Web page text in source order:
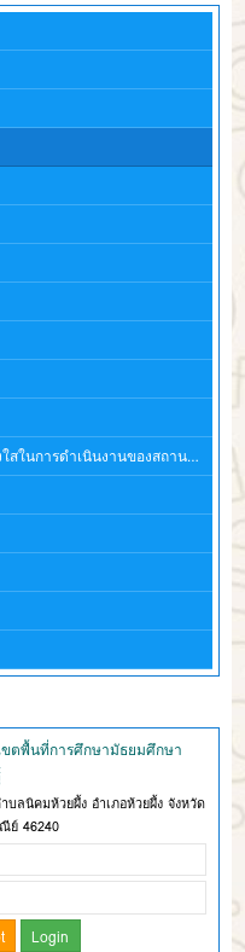
ITA การประเมินคุณธรรมและความโปร่งใสในการดำเนินงานของสถานศึกษา
ขตพื้นที่การศึกษามัธยมศึกษา
ลนิคมห้วยผึ้ง อำเภอห้วยผึ้ง จังหวัด
ย์ 46240